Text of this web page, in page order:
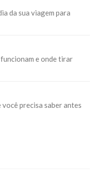
da sua viagem para
e onde tirar
precisa saber antes